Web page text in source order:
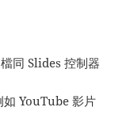
同 Slides 控制器
如 YouTube 影片